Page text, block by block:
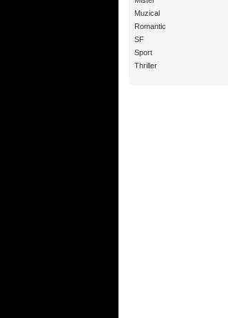
Muzical
Romantic
SF
Sport
Thriller